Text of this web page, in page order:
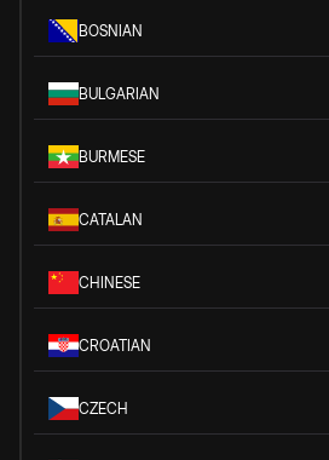
BOSNIAN
BULGARIAN
BURMESE
CATALAN
CHINESE
CROATIAN
CZECH